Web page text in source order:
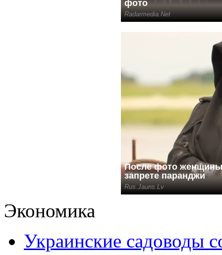
Экономика
Украинские садоводы